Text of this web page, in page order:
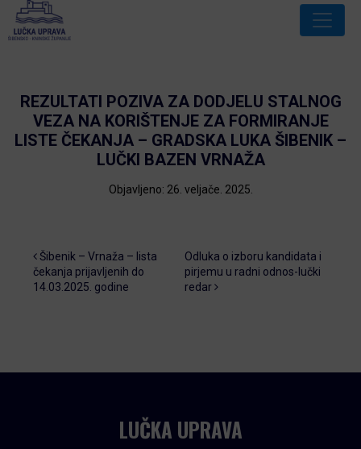
REZULTATI POZIVA ZA DODJELU STALNOG
VEZA NA KORIŠTENJE ZA FORMIRANJE
LISTE ČEKANJA – GRADSKA LUKA ŠIBENIK –
LUČKI BAZEN VRNAŽA
Objavljeno: 26. veljače. 2025.
Post navigation
Šibenik – Vrnaža – lista
čekanja prijavljenih do
14.03.2025. godine
Odluka o izboru kandidata i
pirjemu u radni odnos-lučki
redar
LUČKA UPRAVA